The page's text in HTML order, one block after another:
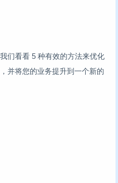
们看看 5 种有效的方法来优化
并将您的业务提升到一个新的